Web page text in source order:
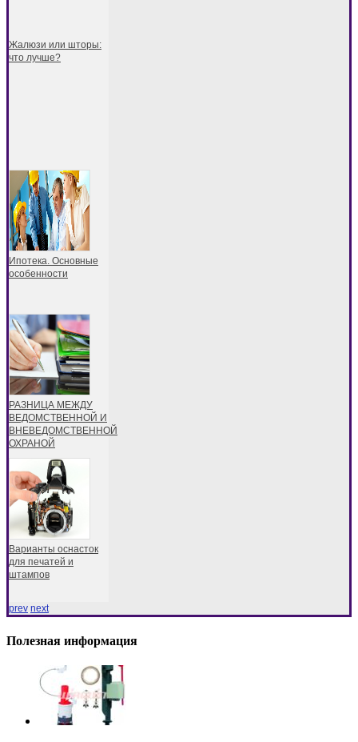
Жалюзи или шторы:
что лучше?
Ипотека. Основные
особенности
РАЗНИЦА МЕЖДУ
ВЕДОМСТВЕННОЙ И
ВНЕВЕДОМСТВЕННОЙ
ОХРАНОЙ
Варианты оснасток
для печатей и
штампов
prev next
Полезная информация